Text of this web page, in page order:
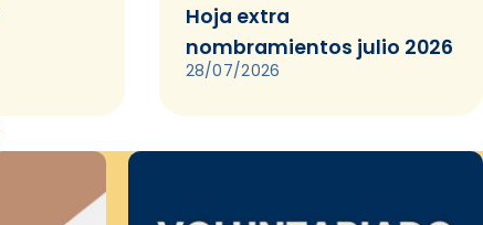
Hoja extra
nombramientos julio 2026
28/07/2026